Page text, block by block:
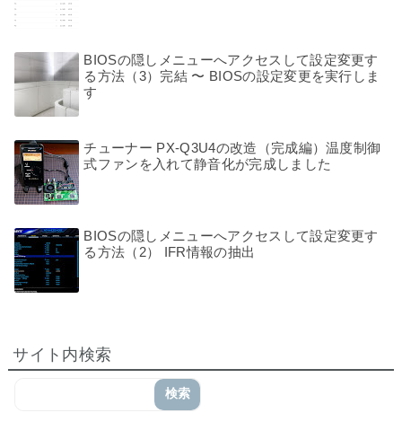
BIOSの隠しメニューへアクセスして設定変更す
る方法（3）完結 〜 BIOSの設定変更を実行しま
す
チューナー PX-Q3U4の改造（完成編）温度制御
式ファンを入れて静音化が完成しました
BIOSの隠しメニューへアクセスして設定変更す
る方法（2） IFR情報の抽出
サイト内検索